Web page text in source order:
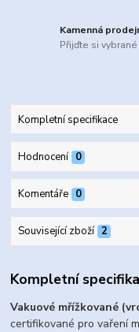
Kamenná
Přijďte si
Kompletní specifikace
Hodnocení 0
Komentáře 0
Související zboží 2
Kompletní
Vakuové mřížkované
certifikované pro vaření